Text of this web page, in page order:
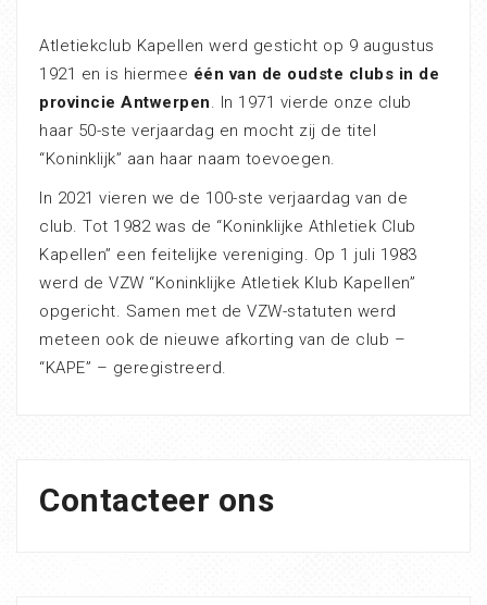
Atletiekclub Kapellen werd gesticht op 9 augustus
1921 en is hiermee één van de oudste clubs in de
provincie Antwerpen. In 1971 vierde onze club
haar 50-ste verjaardag en mocht zij de titel
“Koninklijk” aan haar naam toevoegen.
In 2021 vieren we de 100-ste verjaardag van de
club. Tot 1982 was de “Koninklijke Athletiek Club
Kapellen” een feitelijke vereniging. Op 1 juli 1983
werd de VZW “Koninklijke Atletiek Klub Kapellen”
opgericht. Samen met de VZW-statuten werd
meteen ook de nieuwe afkorting van de club –
“KAPE” – geregistreerd.
Contacteer ons